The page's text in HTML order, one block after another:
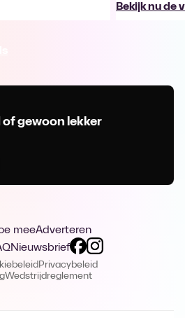
Bekijk nu de
of gewoon lekker
meeAdverteren
Nieuwsbrief
Privacybeleid
Wedstrijdreglement